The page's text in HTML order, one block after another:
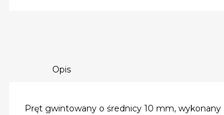
Opis
Pręt gwintowany o średnicy 10 mm,